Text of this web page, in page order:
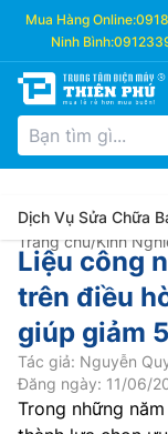
Mua Hàng Online:
Ninh Bình:
Dịch Vụ Sửa Chữa
Trang chủ/Kinh
Liệu công
trên điều
giúp giảm
Tác giả: Nguyễn
Đăng ngày: 11/06/
Trong những